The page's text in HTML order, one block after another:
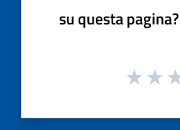
su questa pagina?